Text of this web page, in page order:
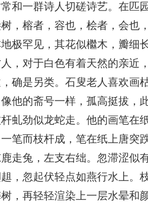
和一群诗人切磋诗艺。在匹
，榕者，容也，桧者，会也
极罕见，其花似檵木，瓣细
，对于白色有着天然的亲近
确是另类。石叟老人喜欢画
他的斋号一样，孤高挺拔，
虬劲似龙蛇走。他的画笔在
笔而枝杆成，笔在纸上唐突
走兔，左支右绌。忽滞涩似
，忽起伏轻点如燕行水上。
，再轻轻渲染上一层水晕和